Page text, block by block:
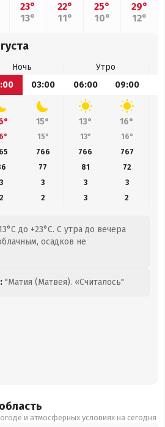
23°
13°
22°
11°
25°
10°
29°
12°
Ночь
Утро
03:00 06:00 09:00
15° 13° 16°
15° 13° 16°
766 766 767
77 81
72
3
3 3
3
2
2 3 2
до +23°C. С утра до вечера
осадков не
"Матия (Матвея). «Считалось"
область
и атмосферных условиях на сегодня